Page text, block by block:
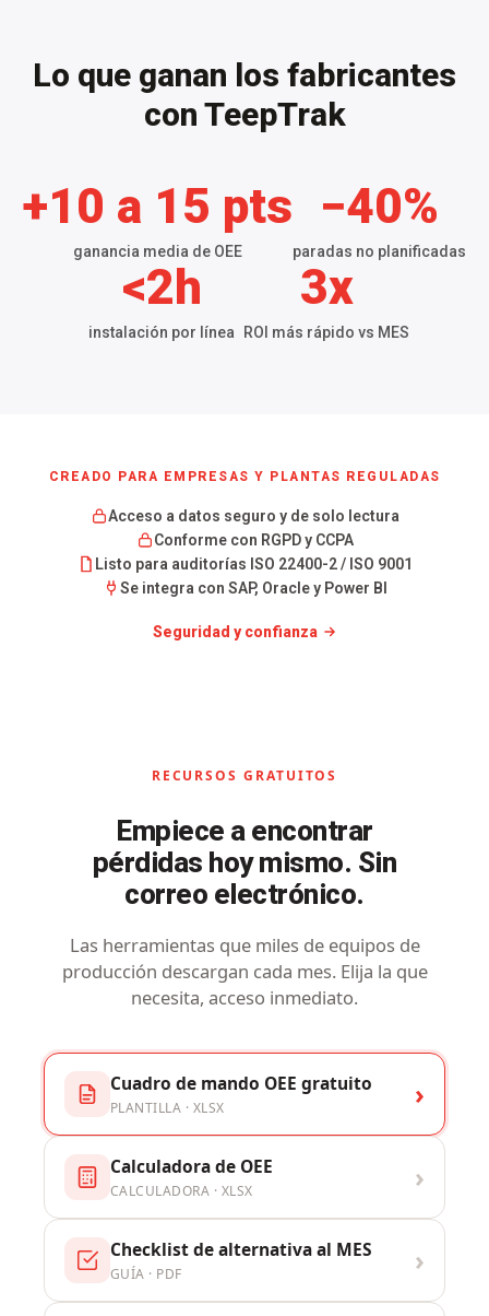
Lo que ganan los fabricantes
con TeepTrak
+10 a 15 pts
ganancia media de OEE
−40%
paradas no planificadas
<2h
instalación por línea
3x
ROI más rápido vs MES
CREADO PARA EMPRESAS Y PLANTAS REGULADAS
Acceso a datos seguro y de solo lectura
Conforme con RGPD y CCPA
Listo para auditorías ISO 22400-2 / ISO 9001
Se integra con SAP, Oracle y Power BI
Seguridad y confianza
RECURSOS GRATUITOS
Empiece a encontrar
pérdidas hoy mismo. Sin
correo electrónico.
Las herramientas que miles de equipos de
producción descargan cada mes. Elija la que
necesita, acceso inmediato.
Cuadro de mando OEE gratuito
PLANTILLA · XLSX ›
Calculadora de OEE
CALCULADORA · XLSX ›
Checklist de alternativa al MES
GUÍA · PDF ›